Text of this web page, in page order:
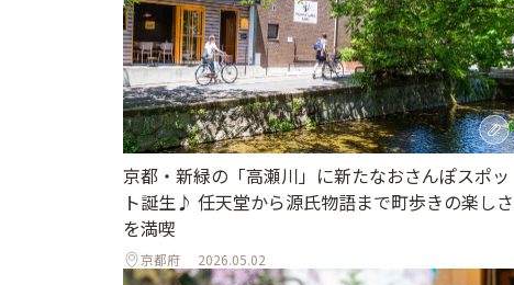
京都・新緑の「高瀬川」に新たなおさんぽスポッ
ト誕生♪ 任天堂から源氏物語まで町歩きの楽しさ
を満喫
京都府 2026.05.02